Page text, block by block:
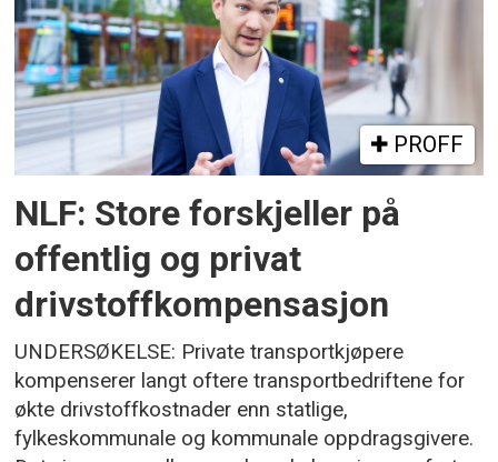
PROFF
NLF: Store forskjeller på
offentlig og privat
drivstoffkompensasjon
UNDERSØKELSE: Private transportkjøpere
kompenserer langt oftere transportbedriftene for
økte drivstoffkostnader enn statlige,
fylkeskommunale og kommunale oppdragsgivere.